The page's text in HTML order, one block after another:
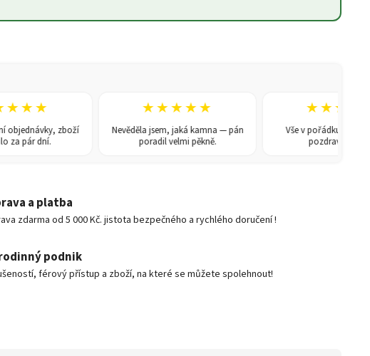
zboží
pár dní.
★★★★★
Nevěděla jsem, jaká kamna — pán
poradil velmi pěkně.
★★★★★
Vše v pořádku,
pozdravem René
a platba
zdarma od 5 000 Kč. jistota bezpečného a rychlého doručení !
podnik
férový přístup a zboží, na které se můžete spolehnout!